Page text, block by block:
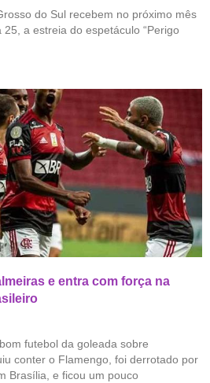
do Sul recebem no próximo mês
a estreia do espetáculo “Perigo
e entra com força na
futebol da goleada sobre
conter o Flamengo, foi derrotado por
Brasília, e ficou um pouco